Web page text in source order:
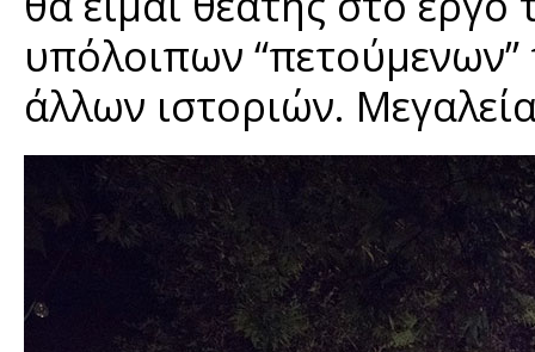
υπόλοιπων
άλλων ιστοριών.